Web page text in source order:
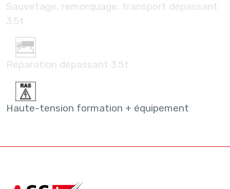
Sauvetage, remorquage, transport dépassant
3.5t
Réparation dépassant 3.5t
Haute-tension formation + équipement